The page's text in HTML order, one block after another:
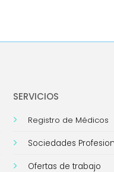
SERVICIOS
Registro de Médicos
Sociedades
Ofertas de trabajo